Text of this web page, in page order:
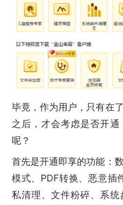
毕竟，作为用户，只有在
之后，才会考虑是否开
呢？
首先是开通即享的功能：
模式、PDF转换、恶意插
私清理、文件粉碎、系